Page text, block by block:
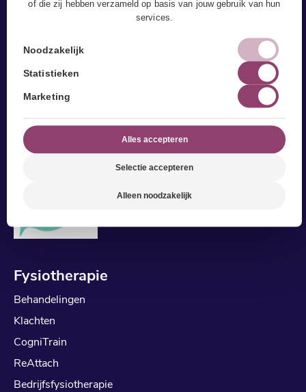
of die zij hebben verzameld op basis van jouw gebruik van hun
services.
Noodzakelijk
Statistieken
Marketing
Alles accepteren
Selectie accepteren
Alleen noodzakelijk
Fysiotherapie
Behandelingen
Klachten
CogniTrain
ReAttach
Bedrijfsfysiotherapie